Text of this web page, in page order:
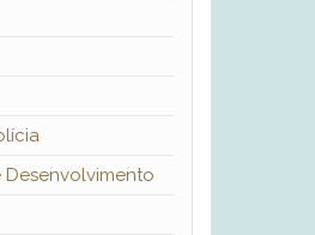
Desenvolvimento